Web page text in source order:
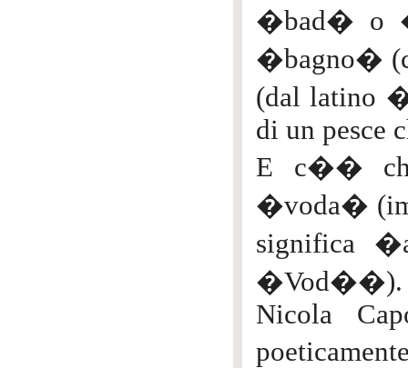
�bad� o
�bagno�
(dal latino
di un pesce
E c�� chi
�voda�
significa
�Vod��).
Nicola